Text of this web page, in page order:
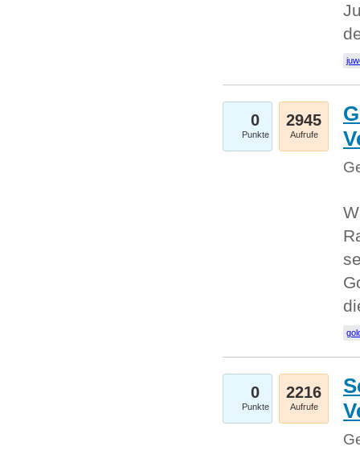
0
Punkte
2945
Aufrufe
0
Punkte
2216
Aufrufe